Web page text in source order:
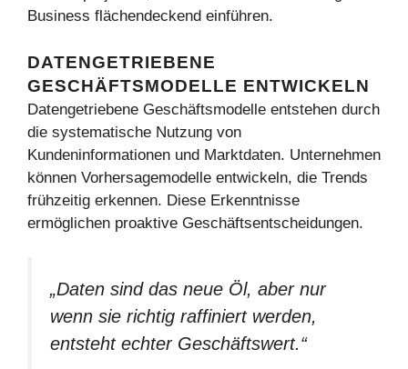
Business flächendeckend einführen.
DATENGETRIEBENE
GESCHÄFTSMODELLE ENTWICKELN
Datengetriebene Geschäftsmodelle entstehen durch
die systematische Nutzung von
Kundeninformationen und Marktdaten. Unternehmen
können Vorhersagemodelle entwickeln, die Trends
frühzeitig erkennen. Diese Erkenntnisse
ermöglichen proaktive Geschäftsentscheidungen.
„Daten sind das neue Öl, aber nur
wenn sie richtig raffiniert werden,
entsteht echter Geschäftswert.“